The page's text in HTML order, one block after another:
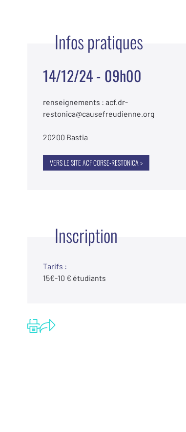
Infos pratiques
14/12/24 - 09h00
renseignements : acf.dr-
restonica@causefreudienne.org
20200 Bastia
VERS LE SITE ACF CORSE-RESTONICA >
Inscription
Tarifs :
15€-10 € étudiants